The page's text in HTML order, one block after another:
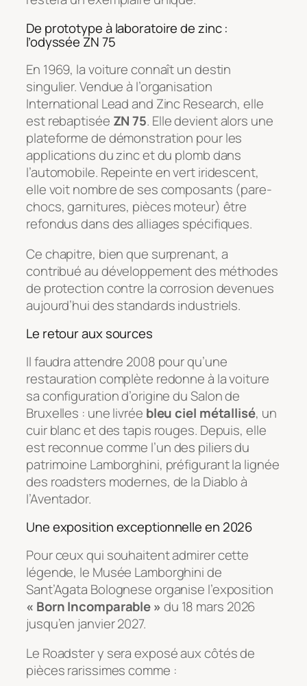
De prototype à laboratoire de zinc :
l’odyssée ZN 75
En 1969, la voiture connaît un destin
singulier. Vendue à l’organisation
International Lead and Zinc Research, elle
est rebaptisée ZN 75. Elle devient alors une
plateforme de démonstration pour les
applications du zinc et du plomb dans
l’automobile. Repeinte en vert iridescent,
elle voit nombre de ses composants (pare-
chocs, garnitures, pièces moteur) être
refondus dans des alliages spécifiques.
Ce chapitre, bien que surprenant, a
contribué au développement des méthodes
de protection contre la corrosion devenues
aujourd’hui des standards industriels.
Le retour aux sources
Il faudra attendre 2008 pour qu’une
restauration complète redonne à la voiture
sa configuration d’origine du Salon de
Bruxelles : une livrée bleu ciel métallisé, un
cuir blanc et des tapis rouges. Depuis, elle
est reconnue comme l’un des piliers du
patrimoine Lamborghini, préfigurant la lignée
des roadsters modernes, de la Diablo à
l’Aventador.
Une exposition exceptionnelle en 2026
Pour ceux qui souhaitent admirer cette
légende, le Musée Lamborghini de
Sant’Agata Bolognese organise l’exposition
« Born Incomparable » du 18 mars 2026
jusqu’en janvier 2027.
Le Roadster y sera exposé aux côtés de
pièces rarissimes comme :